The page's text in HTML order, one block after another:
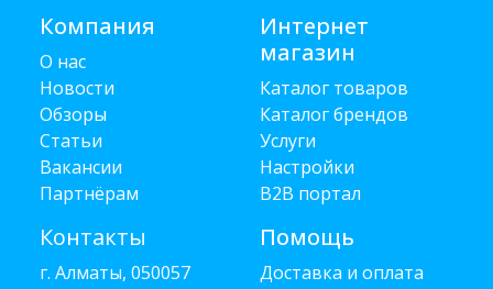
Компания
О нас
Новости
Обзоры
Статьи
Вакансии
Партнёрам
Контакты
г. Алматы, 050057
Интернет
магазин
Каталог товаров
Каталог брендов
Услуги
Настройки
B2B портал
Помощь
Доставка и оплата